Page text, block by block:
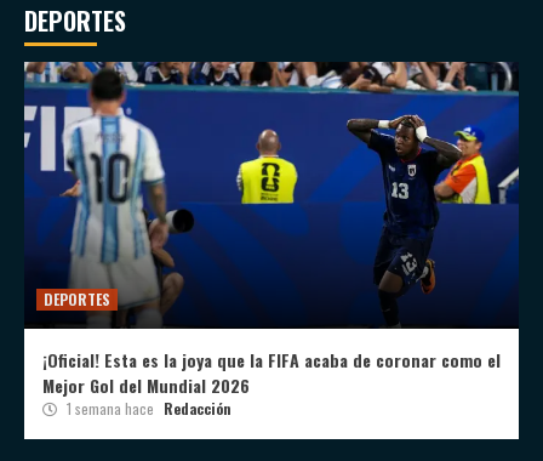
DEPORTES
DEPORTES
¡Oficial! Esta es la joya que la FIFA acaba de coronar como el
Mejor Gol del Mundial 2026
1 semana hace Redacción